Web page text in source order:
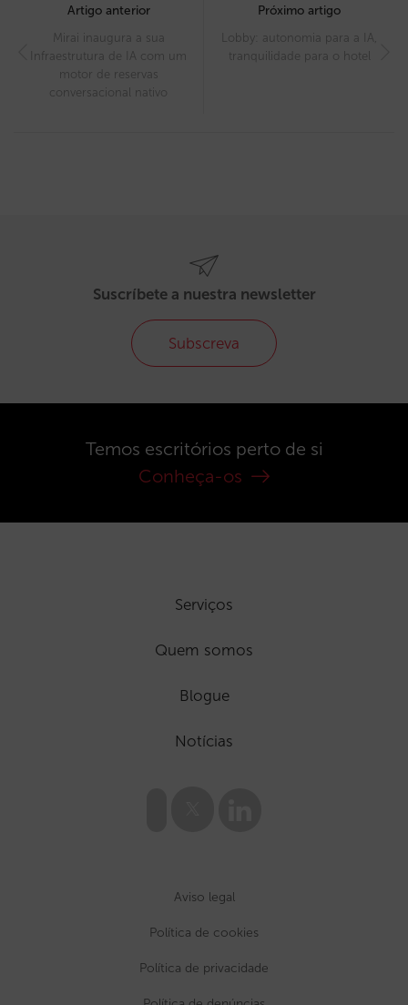
navigation
Artigo anterior
Mirai inaugura a sua
Infraestrutura de IA com um
motor de reservas
conversacional nativo
Próximo artigo
Lobby: autonomia para a IA,
tranquilidade para o hotel
Suscríbete a nuestra newsletter
Subscreva
Temos escritórios perto de si
Conheça-os
Serviços
Quem somos
Blogue
Notícias
Aviso legal
Política de cookies
Política de privacidade